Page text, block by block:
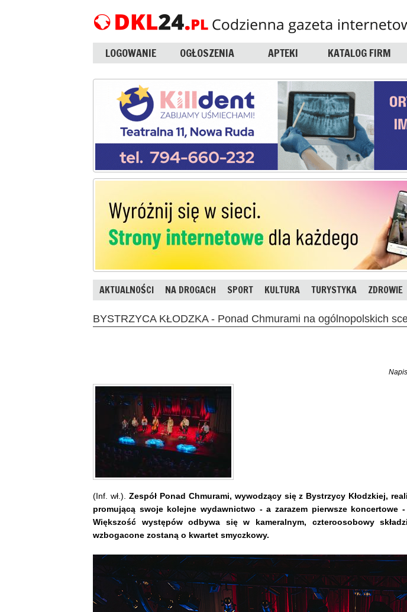
LOGOWANIE OGŁOSZENIA APTEKI KATALOG FIRM
AKTUALNOŚCI NA DROGACH SPORT KULTURA TURYSTYKA ZDROWIE
BYSTRZYCA KŁODZKA - Ponad Chmurami na ogólnopolskich
(Inf. wł.). Zespół Ponad Chmurami, wywodzący się z Bystrzycy Kłodzkiej,
promującą swoje kolejne wydawnictwo -a zarazem pierwsze koncertowe-
Większość występów odbywa się w kameralnym, czteroosobowy
wzbogacone zostaną o kwartet smyczkowy.